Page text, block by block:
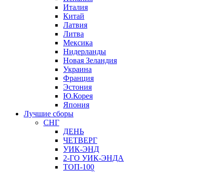
Италия
Китай
Латвия
Литва
Мексика
Нидерланды
Новая Зеландия
Украина
Франция
Эстония
Ю.Корея
Япония
Лучшие сборы
СНГ
ДЕНЬ
ЧЕТВЕРГ
УИК-ЭНД
2-ГО УИК-ЭНДА
ТОП-100